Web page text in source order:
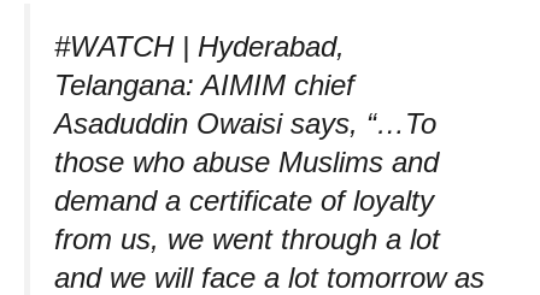
#WATCH | Hyderabad,
Telangana: AIMIM chief
Asaduddin Owaisi says, “…To
those who abuse Muslims and
demand a certificate of loyalty
from us, we went through a lot
and we will face a lot tomorrow as